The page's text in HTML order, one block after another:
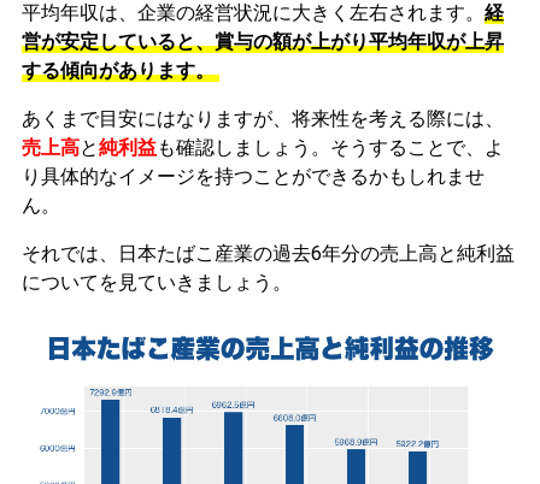
平均年収は、企業の経営状況に大きく左右されます。 経
営が安定していると、賞与の額が上がり平均年収が上昇
する傾向があります。
あくまで目安にはなりますが、将来性を考える際には、
売上高と純利益も確認しましょう。そうすることで、よ
り具体的なイメージを持つことができるかもしれませ
ん。
それでは、日本たばこ産業の過去6年分の売上高と純利益
についてを見ていきましょう。